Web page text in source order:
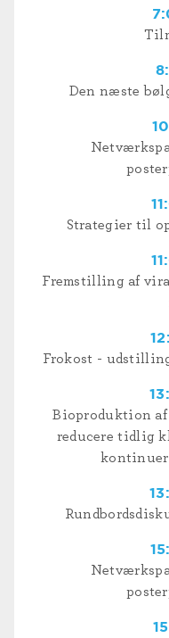
Den næste
Strategier til
Fremstilling af
Frokost -
Bioproduktion
reducere tidlig